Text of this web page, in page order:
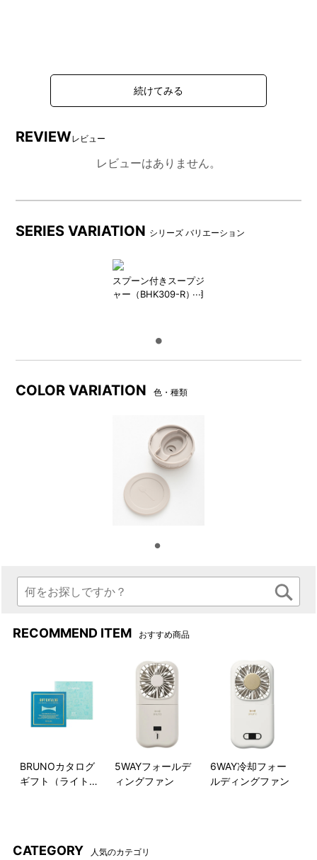
REVIEWレビュー
レビューはありません。
SERIES VARIATION シリーズ バリエーション
スプーン付きスープジ
ャー（BHK309-R）用
COLOR VARIATION 色・種類
RECOMMEND ITEM おすすめ商品
BRUNOカタログ
ギフト（ライトブ
5WAYフォールデ
ィングファン
6WAY冷却フォー
ルディングファン
CATEGORY 人気のカテゴリ